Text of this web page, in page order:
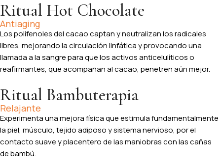
Ritual Hot Chocolate
Antiaging
Los polifenoles del cacao captan y neutralizan los radicales
libres, mejorando la circulación linfática y provocando una
llamada a la sangre para que los activos anticelulíticos o
reafirmantes, que acompañan al cacao, penetren aún mejor.
Ritual Bambuterapia
Relajante
Experimenta una mejora física que estimula fundamentalmente
la piel, músculo, tejido adiposo y sistema nervioso, por el
contacto suave y placentero de las maniobras con las cañas
de bambú.